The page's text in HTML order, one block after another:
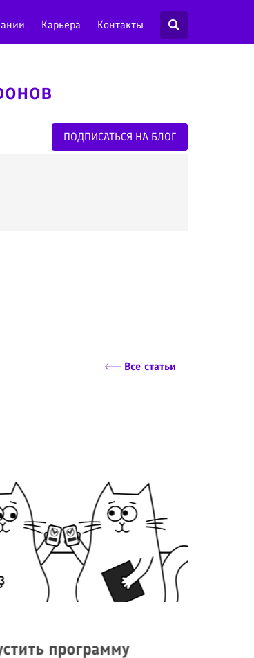
Карьера Контакты
ПОДПИСАТЬСЯ НА БЛОГ
Все статьи
программу